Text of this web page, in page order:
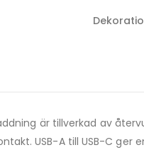
är tillverkad av
USB-A till USB-C